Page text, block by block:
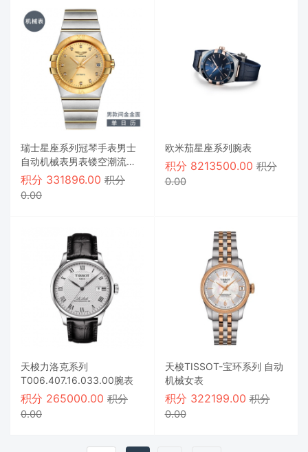
瑞士星座系列冠琴手表男士
自动机械表男表镂空潮流夜
光防水男腕表
积分 331896.00 积分
0.00
欧米茄星座系列腕表
积分 8213500.00积分
0.00
天梭力洛克系列
T006.407.16.033.00腕表
积分 265000.00 积分
0.00
天梭TISSOT-宝环系列 自动
机械女表
积分 322199.00积分
0.00